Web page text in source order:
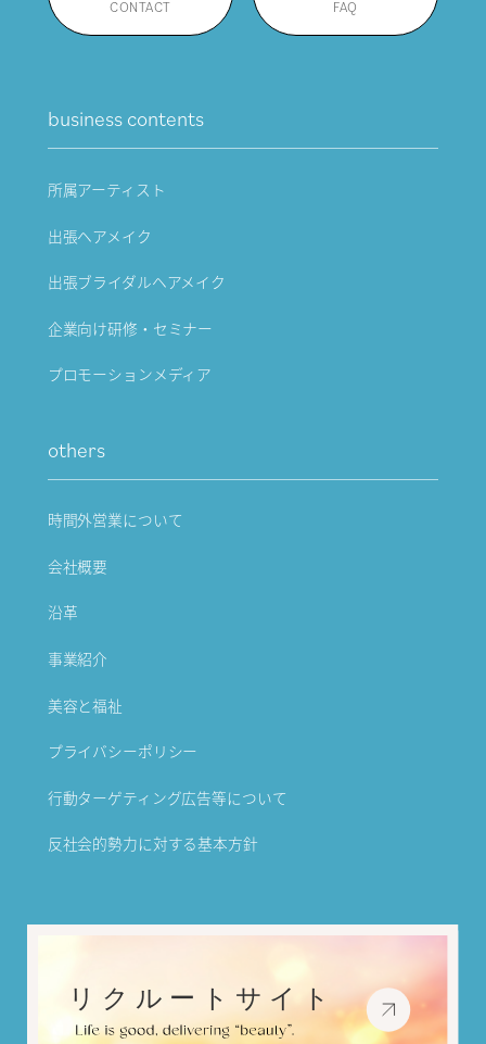
CONTACT FAQ
business contents
所属アーティスト
出張ヘアメイク
出張ブライダルヘアメイク
企業向け研修・セミナー
プロモーションメディア
others
時間外営業について
会社概要
沿革
事業紹介
美容と福祉
プライバシーポリシー
行動ターゲティング広告等について
反社会的勢力に対する基本方針